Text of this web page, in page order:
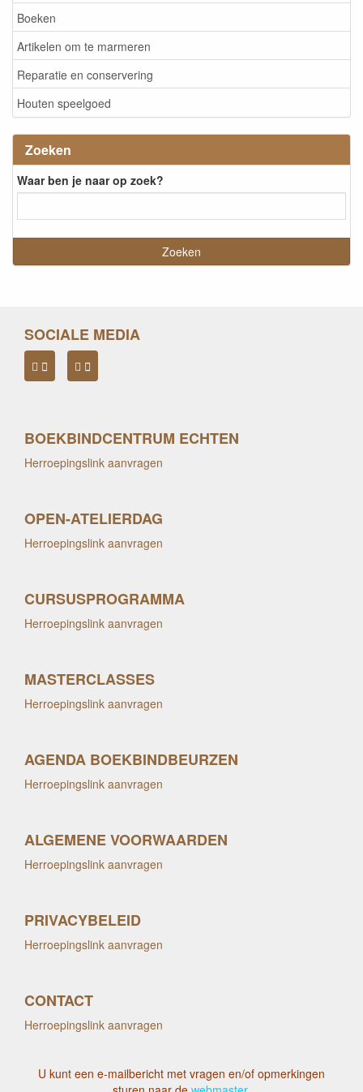
Boeken
Artikelen om te marmeren
Reparatie en conservering
Houten speelgoed
Zoeken
Waar ben je naar op zoek?
SOCIALE MEDIA
BOEKBINDCENTRUM ECHTEN
Herroepingslink aanvragen
OPEN-ATELIERDAG
Herroepingslink aanvragen
CURSUSPROGRAMMA
Herroepingslink aanvragen
MASTERCLASSES
Herroepingslink aanvragen
AGENDA BOEKBINDBEURZEN
Herroepingslink aanvragen
ALGEMENE VOORWAARDEN
Herroepingslink aanvragen
PRIVACYBELEID
Herroepingslink aanvragen
CONTACT
Herroepingslink aanvragen
U kunt een e-mailbericht met vragen en/of opmerkingen